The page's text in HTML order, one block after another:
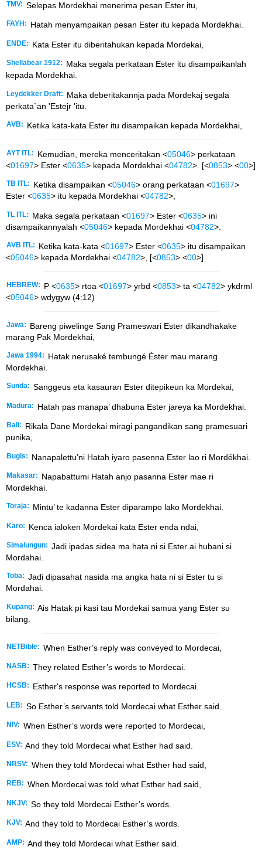
TMV: Selepas Mordekhai menerima pesan Ester itu,
FAYH: Hatah menyampaikan pesan Ester itu kepada Mordekhai.
ENDE: Kata Ester itu diberitahukan kepada Mordekai,
Shellabear 1912:
Maka segala perkataan Ester itu disampaikanlah
kepada Mordekhai.
Leydekker Draft:
Maka deberitakannja pada Mordekaj segala
perkata`an 'Estejr 'itu.
AVB: Ketika kata-kata Ester itu disampaikan kepada Mordekhai,
AYT ITL: Kemudian, mereka menceritakan <05046> perkataan
<01697> Ester <0635> kepada Mordekhai <04782>. [<0853> <00>]
TB ITL: Ketika disampaikan <05046> orang perkataan <01697>
Ester <0635> itu kepada Mordekhai <04782>,
TL ITL: Maka segala perkataan <01697> Ester <0635> ini
disampaikannyalah <05046> kepada Mordekhai <04782>.
AVB ITL: Ketika kata-kata <01697> Ester <0635> itu disampaikan
<05046> kepada Mordekhai <04782>, [<0853> <00>]
HEBREW: P <0635> rtoa <01697> yrbd <0853> ta <04782> ykdrml
<05046> wdygyw (4:12)
Jawa:
Bareng piwelinge Sang Prameswari Ester dikandhakake
marang Pak Mordekhai,
Jawa 1994:
Hatak nerusaké tembungé Èster mau marang
Mordekhai.
Sunda: Sanggeus eta kasauran Ester ditepikeun ka Mordekai,
Madura: Hatah pas manapa’ dhabuna Ester jareya ka Mordekhai.
Bali:
Rikala Dane Mordekai miragi pangandikan sang pramesuari
punika,
Bugis: Nanapalettu’ni Hatah iyaro pasenna Ester lao ri Mordékhai.
Makasar:
Napabattumi Hatah anjo pasanna Ester mae ri
Mordekhai.
Toraja: Mintu’ te kadanna Ester diparampo lako Mordekhai.
Karo: Kenca ialoken Mordekai kata Ester enda ndai,
Simalungun: Jadi ipadas sidea ma hata ni si Ester ai hubani si
Mordahai.
Toba: Jadi dipasahat nasida ma angka hata ni si Ester tu si
Mordahai.
Kupang: Ais Hatak pi kasi tau Mordekai samua yang Ester su
bilang.
NETBible: When Esther’s reply was conveyed to Mordecai,
NASB: They related Esther’s words to Mordecai.
HCSB: Esther's response was reported to Mordecai.
LEB: So Esther’s servants told Mordecai what Esther said.
NIV: When Esther’s words were reported to Mordecai,
ESV: And they told Mordecai what Esther had said.
NRSV: When they told Mordecai what Esther had said,
REB: When Mordecai was told what Esther had said,
NKJV: So they told Mordecai Esther’s words.
KJV: And they told to Mordecai Esther’s words.
AMP: And they told Mordecai what Esther said.